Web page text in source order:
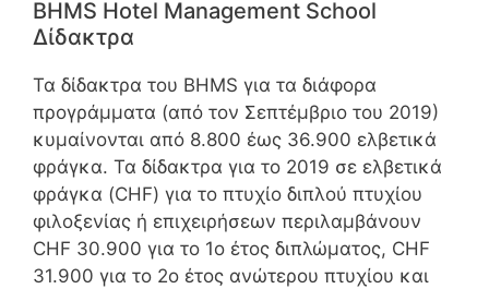
BHMS Hotel Management School
Δίδακτρα
Τα δίδακτρα του BHMS για τα διάφορα
προγράμματα (από τον Σεπτέμβριο του 2019)
κυμαίνονται από 8.800 έως 36.900 ελβετικά
φράγκα. Τα δίδακτρα για το 2019 σε ελβετικά
φράγκα (CHF) για το πτυχίο διπλού πτυχίου
φιλοξενίας ή επιχειρήσεων περιλαμβάνουν
CHF 30.900 για το 1ο έτος διπλώματος, CHF
31.900 για το 2ο έτος ανώτερου πτυχίου και